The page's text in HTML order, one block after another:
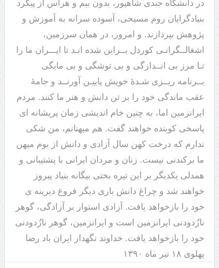
در دانشگاه جندی شاهپور، بدون بیم و هراس از پیگرد
بنیادگرایان روم مسیحی، آسوده سرانه به آموزش و
پژوهش بپردازند. و امروز، در همان سرزمین،
اشغالــگرانـی کوردل بــراین شده انـد تا ایـــران ما را
تـا مرز بی انــدازگی و بی توشگی و بی مایگی
بــرنامه ریــزی شـدۀ خویش پاییـن آورنــد و جامۀ
عقب ماندگی خود را بر تن دانش و هنر ما کنند. مردم
ایرانزمین اما، به چنین خام اندیشی زمان پریشانه ای
پاسخی کوبنده خواهند گفت. هم میهنانم، من شکی
ندارم که درخت کهن سال آزادی و دانش از بوم میهن
ما برکندنی نیست. زنان و مردان ایرانی با پشتیبانی و
همدلی یکدیگر بر این تیره بختی بیگانه بنیاد پیروز
خواهند شد و چراغ دانش باری دیگر فروغ دیرینه ی
خود را بازخواهد یافت. آزادی استوار بر آزادگی، گوهر
نازُدودنی ایرانزمین است و ایرانزمین، گوهر نازُدودنی
خود را بازخواهد یافت. خداوند نگهدار ایران باد رضا
پهلوی ۱۸ تیر ماه ۱۳۹۰